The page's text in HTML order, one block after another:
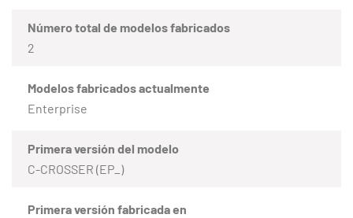
Número total de modelos fabricados
2
Modelos fabricados actualmente
Enterprise
Primera versión del modelo
C-CROSSER (EP_)
Primera versión fabricada en